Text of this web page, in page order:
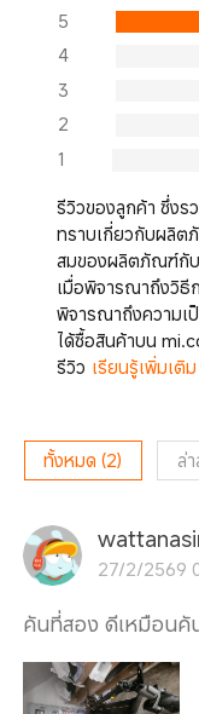
5
4
3
2
1
รีวิวของลูกค้า ซึ่งร
ทราบเกี่ยวกับผลิต
สมของผลิตภัณฑ์กับ
เมื่อพิจารณาถึงวิธี
พิจารณาถึงความเ
ได้ซื้อสินค้าบน
รีวิว เรียนรู้เพิ่มเติ
ทั้งหมด (2) ล่
27/2/2569
คันที่สอง ดีเหมือนคั